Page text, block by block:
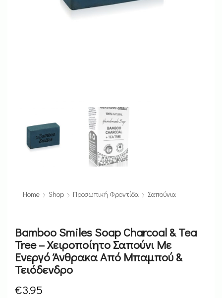
Home Shop Προσωπική Φροντίδα Σαπούνια
Bamboo Smiles Soap Charcoal & Tea
Tree – Χειροποίητο Σαπούνι Με
Ενεργό Άνθρακα Από Μπαμπού &
Τειόδενδρο
€3.95